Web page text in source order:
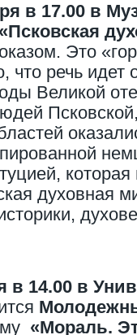
в 17.00 в
Это
что речь
Великой
которая
духовная
в 14.00 в
«Мораль.